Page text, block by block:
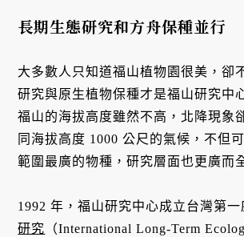
長期生態研究和方舟保種並行
大多數人只知道福山植物園很美，卻
研究與原生植物保種才是福山研究中
福山的海拔高度雖然不高，北降現象
同海拔高度 1000 公尺的氣候，不但
範圍最廣的物種，研究層面也更廣而
1992 年，福山研究中心成立台灣第一
研究 （International Long-Term